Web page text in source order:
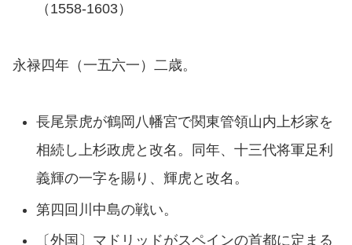
（1558-1603）
永禄四年（一五六一）二歳。
長尾景虎が鶴岡八幡宮で関東管領山内上杉家を
相続し上杉政虎と改名。同年、十三代将軍足利
義輝の一字を賜り、輝虎と改名。
第四回川中島の戦い。
〔外国〕マドリッドがスペインの首都に定まる